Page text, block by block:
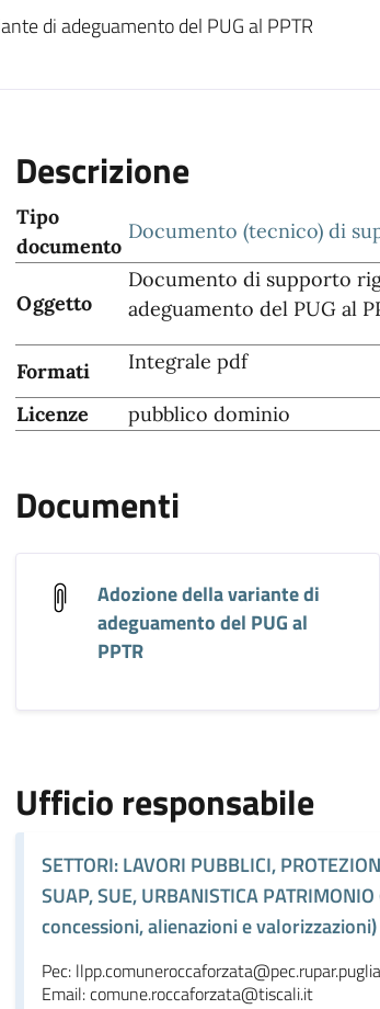
di adeguamento del PUG al PPTR
Descrizione
Tipo
documento
Documento (tecnico) di
Oggetto
Documento di supporto
adeguamento del PUG al
Formati Integrale pdf
Licenze pubblico dominio
Documenti
Adozione della variante di
adeguamento del PUG al
PPTR
Ufficio responsabile
SETTORI: LAVORI PUBBLICI,
SUAP, SUE, URBANISTICA
concessioni, alienazioni e valorizzazioni)
Pec:
Email: comune.roccaforzata@tiscali.it